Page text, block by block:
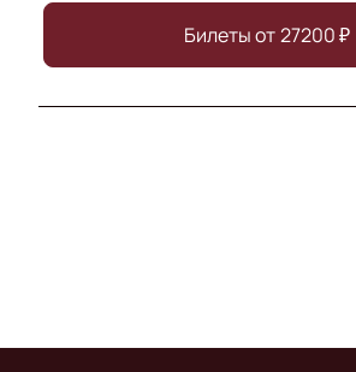
Билеты от27200₽